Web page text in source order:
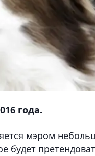
года.
мэром
будет